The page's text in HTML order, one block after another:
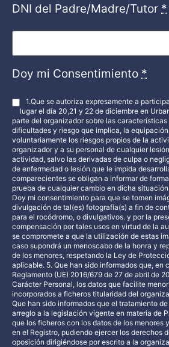
DNI del Padre/Madre/Tutor *
Doy mi Consentimiento *
1.Que se autoriza expresamente a
lugar el día 20,21 y 22 de diciembre en
parte del organizador sobre las
dificultades y riesgo que implica, la
voluntariamente los riesgos propios de la
organizador y a su personal de cualquier
actividad, salvo las derivadas de culpa o
de enfermedad o lesión que le impida
comparecientes se obligan a informar de
prueba de cualquier cambio en dicha
Doy mi consentimiento para que se tomen
divulgación de tal(es) fotografía(s) a fin de
para el rocódromo, o divulgativos. y por la
compensación por tales usos en virtud de la
se compromete a que la utilización de estas
caso supondrá un menoscabo de la honra y
de los menores, respetando la Ley de
aplicable. 5. Que han sido informados que,
Reglamento (UE) 2016/679 de 27 de abril de
Carácter Personal, los datos que facilite
incorporados a ficheros titularidad del
Que han sido informados que el tratamiento
arreglo a la legislación vigente en materia de
que los ficheros con los datos de los menores
en el Registro, pudiendo ejercer los derechos
oposición dirigiéndose por escrito a la